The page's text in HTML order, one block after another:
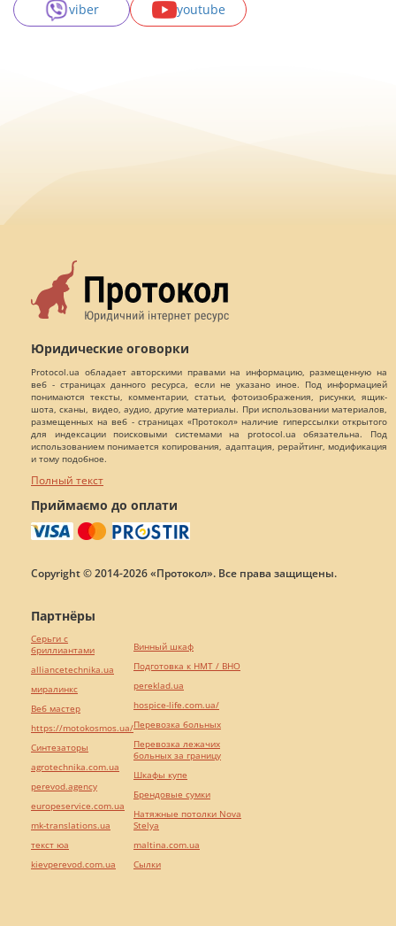
viber
youtube
Юридические оговорки
Protocol.ua обладает авторскими правами на информацию, размещенную на
веб - страницах данного ресурса, если не указано иное. Под информацией
понимаются тексты, комментарии, статьи, фотоизображения, рисунки, ящик-
шота, сканы, видео, аудио, другие материалы. При использовании материалов,
размещенных на веб - страницах «Протокол» наличие гиперссылки открытого
для индексации поисковыми системами на protocol.ua обязательна. Под
использованием понимается копирования, адаптация, рерайтинг, модификация
и тому подобное.
Полный текст
Приймаємо до оплати
Copyright © 2014-2026 «Протокол». Все права защищены.
Партнёры
Серьги с
бриллиантами
alliancetechnika.ua
миралинкс
Веб мастер
https://motokosmos.ua/
Синтезаторы
agrotechnika.com.ua
perevod.agency
europeservice.com.ua
mk-translations.ua
текст юа
kievperevod.com.ua
Винный шкаф
Подготовка к НМТ / ВНО
pereklad.ua
hospice-life.com.ua/
Перевозка больных
Перевозка лежачих
больных за границу
Шкафы купе
Брендовые сумки
Натяжные потолки Nova
Stelya
maltina.com.ua
Cылки